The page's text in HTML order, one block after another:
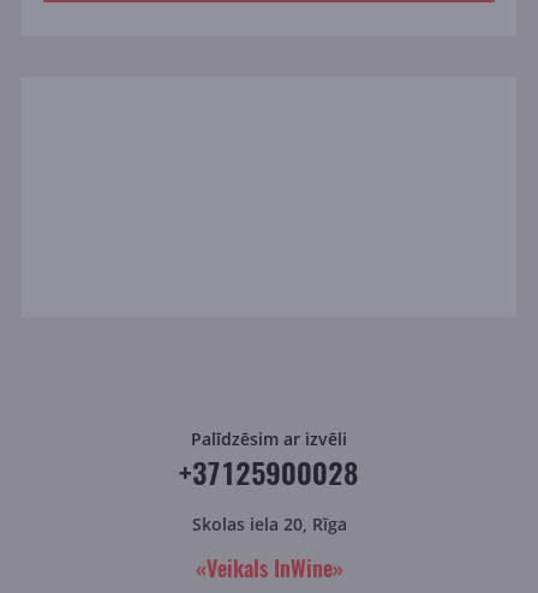
Palīdzēsim ar izvēli
+37125900028
Skolas iela 20, Rīga
«Veikals InWine»